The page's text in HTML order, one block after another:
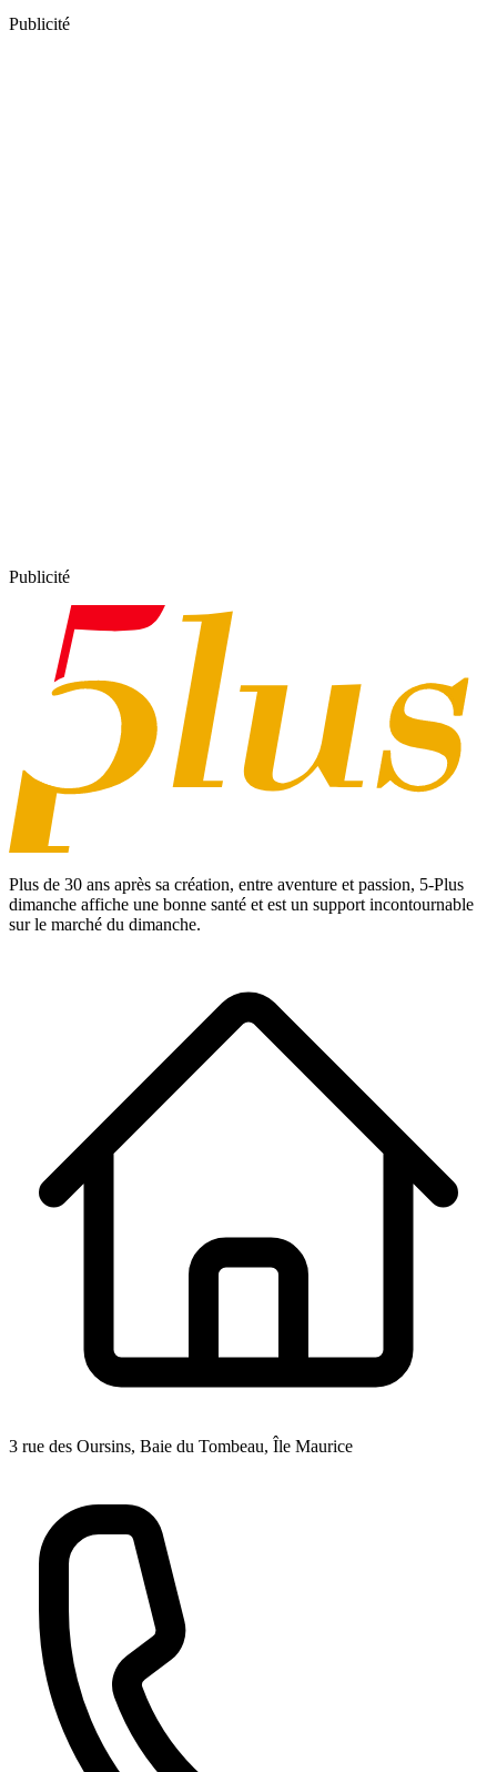
Publicité
Publicité
Plus de 30 ans après sa création, entre aventure et passion, 5-Plus
dimanche affiche une bonne santé et est un support incontournable
sur le marché du dimanche.
3 rue des Oursins, Baie du Tombeau, Île Maurice